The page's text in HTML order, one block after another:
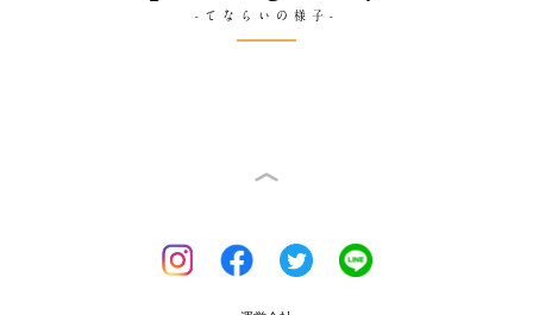
-てならいの様子-